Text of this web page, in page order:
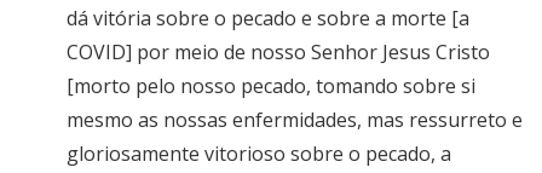
dá vitória sobre o pecado e sobre a morte [a
COVID] por meio de nosso Senhor Jesus Cristo
[morto pelo nosso pecado, tomando sobre si
mesmo as nossas enfermidades, mas ressurreto e
gloriosamente vitorioso sobre o pecado, a